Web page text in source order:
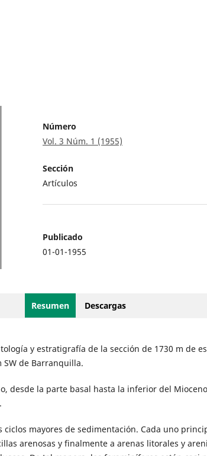
Número
Vol. 3 Núm. 1 (1955)
Sección
Artículos
Publicado
01-01-1955
Resumen Descargas
y estratigrafía de la sección de 1730 m de
SW de Barranquilla.
desde la parte basal hasta la inferior del
mayores de sedimentación. Cada uno
arenosas y finalmente a arenas litorales y